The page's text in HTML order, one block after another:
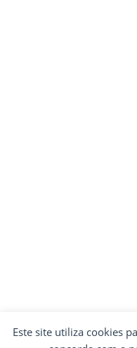
Este site utiliza cookies